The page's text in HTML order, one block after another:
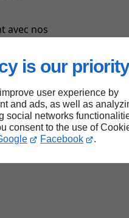
is our priority
user experience by
and ads, as well as
social networks
consent to the use of
Facebook .
avec nos
Les